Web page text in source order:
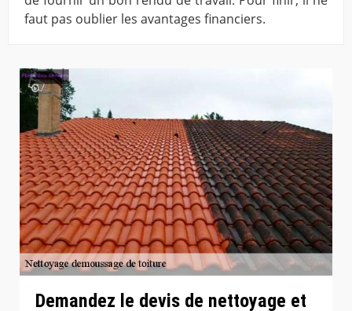
faut pas oublier les avantages financiers.
Demandez le devis de nettoyage et